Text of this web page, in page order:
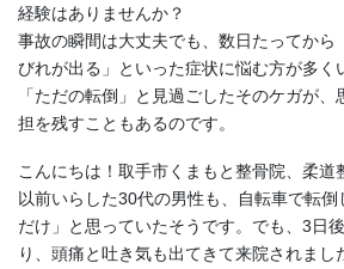
経験はありませんか？
事故の瞬間は大丈夫でも、数日たってから
びれが出る」といった症状に悩む方が多く
「ただの転倒」と見過ごしたそのケガが
担を残すこともあるのです。
こんにちは！取手市くまもと整骨院、柔道
以前いらした30代の男性も、自転車で転
だけ」と思っていたそうです。でも、3日
り、頭痛と吐き気も出てきて来院されまし